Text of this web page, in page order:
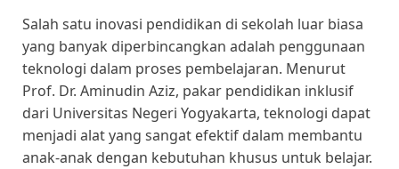
Salah satu inovasi pendidikan di sekolah luar biasa
yang banyak diperbincangkan adalah penggunaan
teknologi dalam proses pembelajaran. Menurut
Prof. Dr. Aminudin Aziz, pakar pendidikan inklusif
dari Universitas Negeri Yogyakarta, teknologi dapat
menjadi alat yang sangat efektif dalam membantu
anak-anak dengan kebutuhan khusus untuk belajar.